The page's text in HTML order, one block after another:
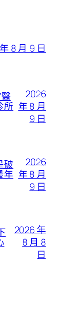
8 月 9 日
所
2026
年 8 月
9 日
破
年
2026
年 8 月
9 日
2026 年
8 月 8
日